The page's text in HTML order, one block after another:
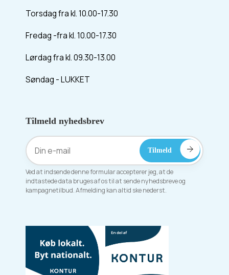
Torsdag fra kl. 10.00-17.30
Fredag -fra kl. 10.00-17.30
Lørdag fra kl. 09.30-13.00
Søndag - LUKKET
Tilmeld nyhedsbrev
Ved at indsende denne formular accepterer jeg, at de
indtastede data bruges af os til at sende nyhedsbreve og
kampagnetilbud. Afmelding kan altid ske nederst.